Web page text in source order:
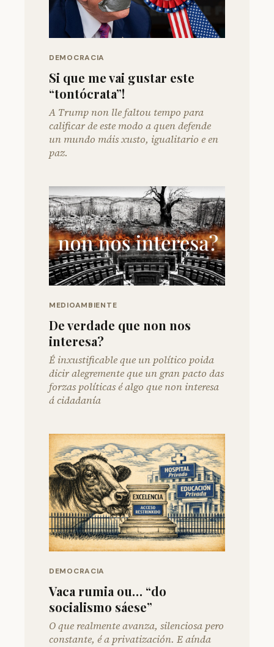
DEMOCRACIA
Si que me vai gustar este
“tontócrata”!
A Trump non lle faltou tempo para
calificar de este modo a quen defende
un mundo máis xusto, igualitario e en
paz.
MEDIOAMBIENTE
De verdade que non nos
interesa?
É inxustificable que un político poida
dicir alegremente que un gran pacto das
forzas políticas é algo que non interesa
á cidadanía
DEMOCRACIA
Vaca rumia ou… “do
socialismo sáese”
O que realmente avanza, silenciosa pero
constante, é a privatización. E aínda